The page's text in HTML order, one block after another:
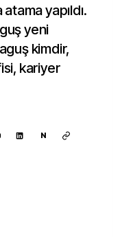
yapıldı.
yeni
kimdir,
kariyer
N